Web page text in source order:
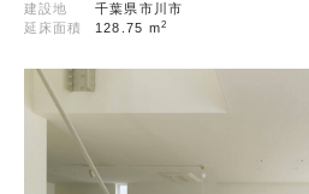
建設地
千葉県市川市
延床面積
128.75 m2